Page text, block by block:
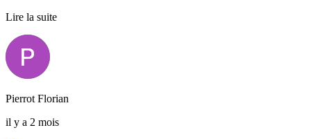
Lire la suite
Pierrot Florian
il y a 2 mois